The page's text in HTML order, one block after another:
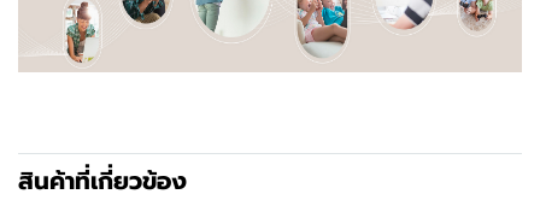
สินค้าที่เกี่ยวข้อง